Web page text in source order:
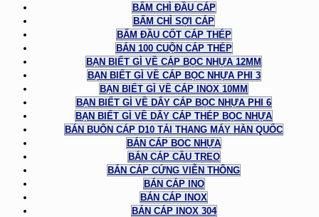
BẤM CHÌ ĐẦU CÁP
BẤM CHÌ SỢI CÁP
BẤM ĐẦU CỐT CÁP THÉP
BÁN 100 CUỘN CÁP THÉP
BẠN BIẾT GÌ VỀ CÁP BỌC NHỰA 12MM
BẠN BIẾT GÌ VỀ CÁP BỌC NHỰA PHI 3
BẠN BIẾT GÌ VỀ CÁP INOX 10MM
BẠN BIẾT GÌ VỀ DÂY CÁP BỌC NHỰA PHI 6
BẠN BIẾT GÌ VỀ DÂY CÁP THÉP BỌC NHỰA
BÁN BUÔN CÁP D10 TẢI THANG MÁY HÀN QUỐC
BÁN CÁP BỌC NHỰA
BÁN CÁP CẦU TREO
BÁN CÁP CỨNG VIỄN THÔNG
BÁN CÁP INO
BÁN CÁP INOX
BÁN CÁP INOX 304